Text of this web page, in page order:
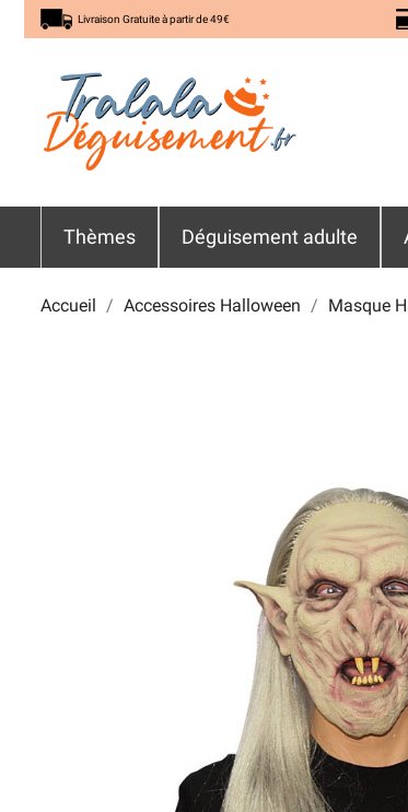
Livraison Gratuite à partir de 49€
Thèmes Déguisement adulte
Accueil Accessoires Halloween Masque